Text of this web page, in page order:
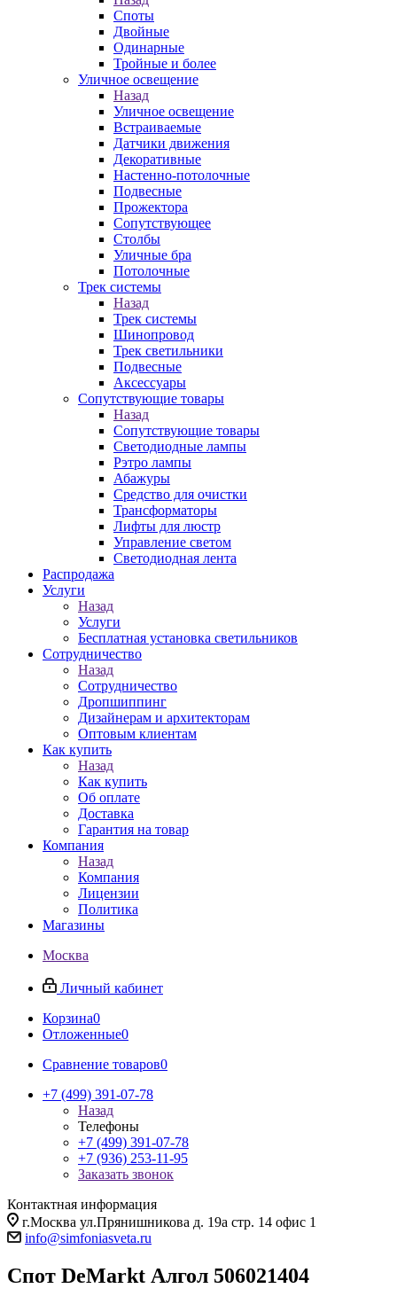
Споты
Двойные
Одинарные
Тройные и более
Уличное освещение
Назад
Уличное освещение
Встраиваемые
Датчики движения
Декоративные
Настенно-потолочные
Подвесные
Прожектора
Сопутствующее
Столбы
Уличные бра
Потолочные
Трек системы
Назад
Трек системы
Шинопровод
Трек светильники
Подвесные
Аксессуары
Сопутствующие товары
Назад
Сопутствующие товары
Светодиодные лампы
Рэтро лампы
Абажуры
Средство для очистки
Трансформаторы
Лифты для люстр
Управление светом
Светодиодная лента
Распродажа
Услуги
Назад
Услуги
Бесплатная установка светильников
Сотрудничество
Назад
Сотрудничество
Дропшиппинг
Дизайнерам и архитекторам
Оптовым клиентам
Как купить
Назад
Как купить
Об оплате
Доставка
Гарантия на товар
Компания
Назад
Компания
Лицензии
Политика
Магазины
Москва
Личный кабинет
Корзина0
Отложенные0
Сравнение товаров0
+7 (499) 391-07-78
Назад
Телефоны
+7 (499) 391-07-78
+7 (936) 253-11-95
Заказать звонок
Контактная информация
г.Москва ул.Прянишникова д. 19а стр. 14 офис 1
info@simfoniasveta.ru
Спот DeMarkt Алгол 506021404